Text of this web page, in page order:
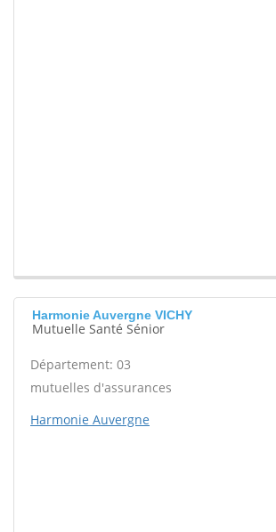
Harmonie Auvergne VICHY
Mutuelle Santé Sénior
Département: 03
mutuelles d'assurances
Harmonie Auvergne